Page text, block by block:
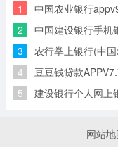
1 中国农业银行
2 中国建设银行手机
3 农行掌上银行(中
4 豆豆钱贷款
5 建设银行个人网上
网站地